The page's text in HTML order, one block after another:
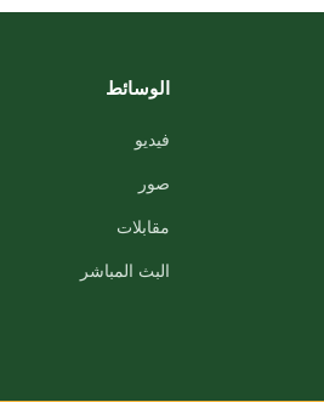
الوسائط
فيديو
صور
مقابلات
البث المباشر